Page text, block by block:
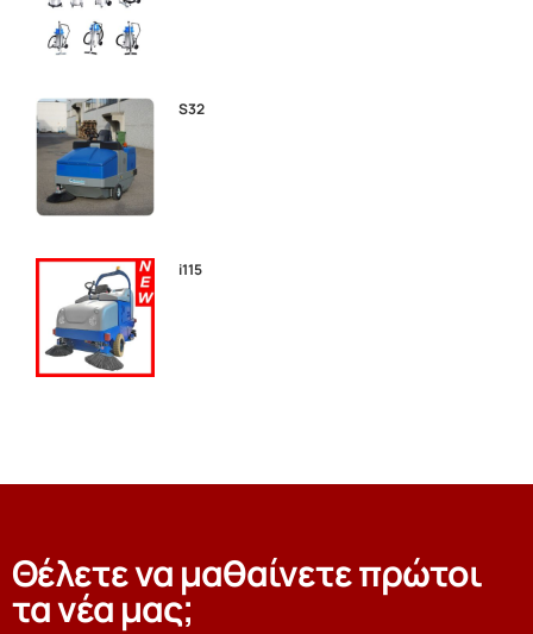
S32
i115
Θέλετε να μαθαίνετε πρώτοι
τα νέα μας;